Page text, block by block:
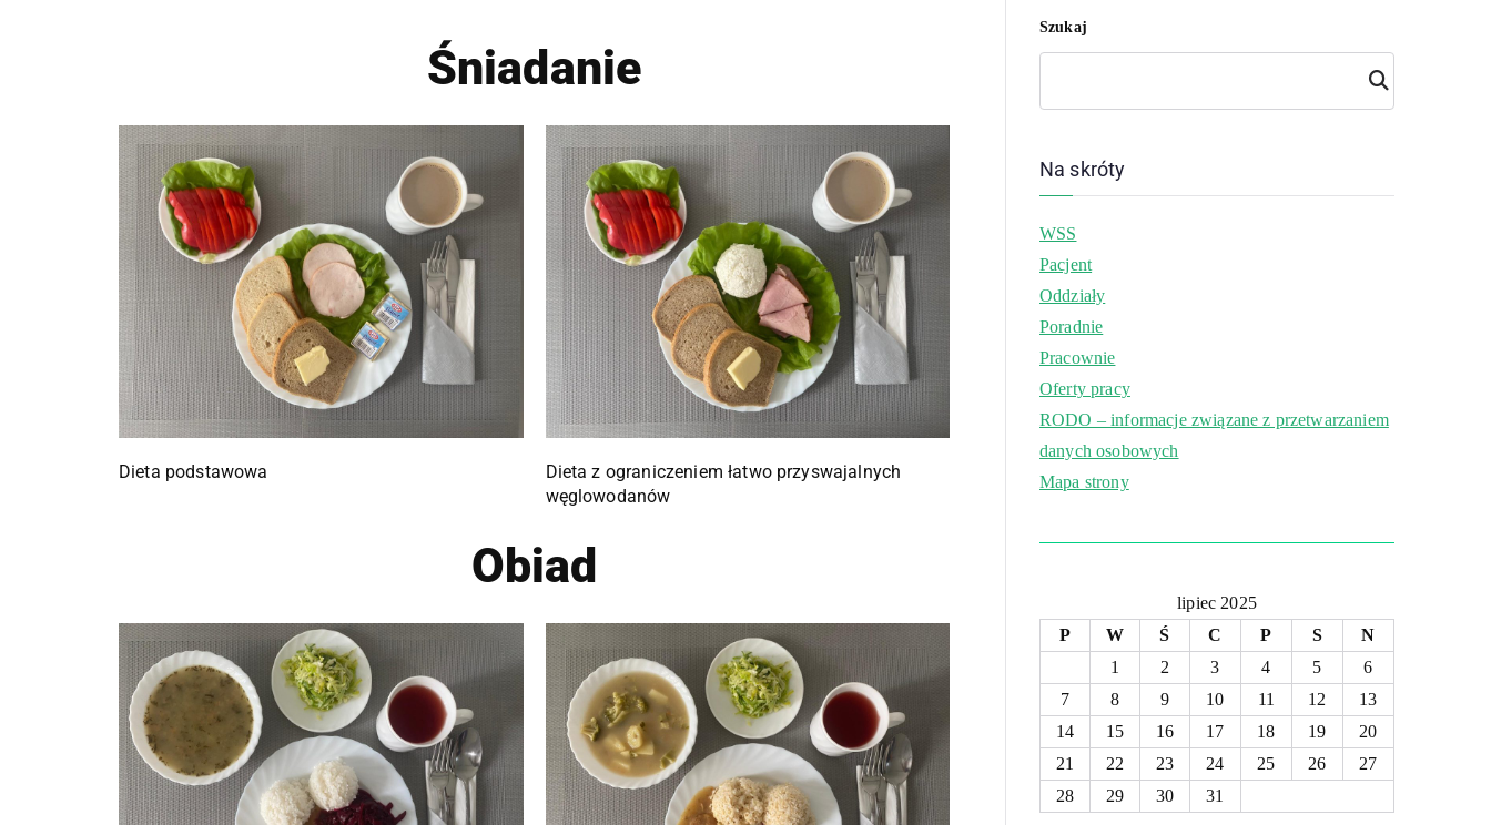
Śniadanie
Dieta podstawowa
Dieta z ograniczeniem łatwo przyswajalnych
węglowodanów
Obiad
Szukaj
Szuk
aj
Na skróty
WSS
Pacjent
Oddziały
Poradnie
Pracownie
Oferty pracy
RODO – informacje związane z przetwarzaniem
danych osobowych
Mapa strony
lipiec 2025
P
W Ś C P S
N
1
2 3 4 5
6
7
8 9 10 11 12
13
14
15 16 17 18 19
20
21
22 23 24 25 26
27
28
29 30 31